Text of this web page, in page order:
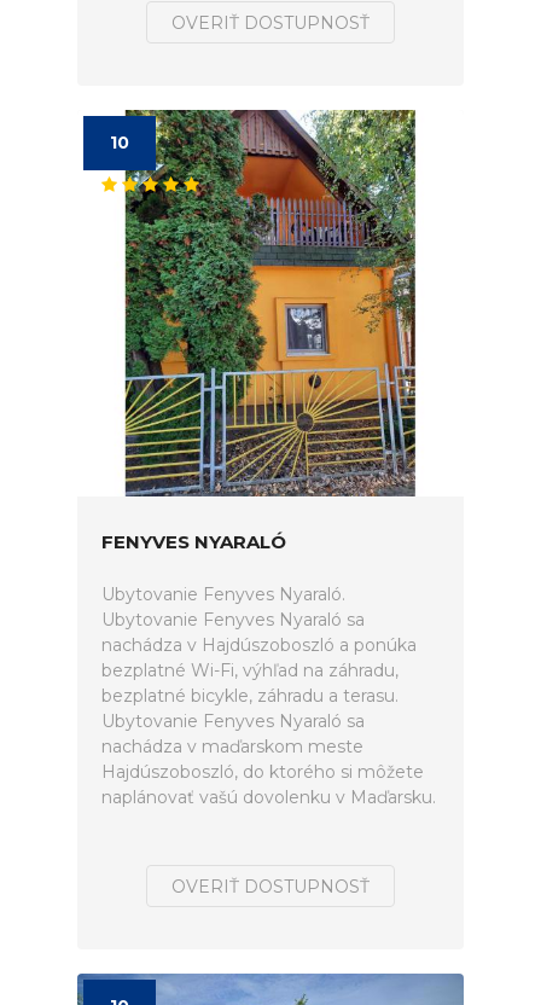
OVERIŤ DOSTUPNOSŤ
10
FENYVES NYARALÓ
Ubytovanie Fenyves Nyaraló.
Ubytovanie Fenyves Nyaraló sa
nachádza v Hajdúszoboszló a ponúka
bezplatné Wi-Fi, výhľad na záhradu,
bezplatné bicykle, záhradu a terasu.
Ubytovanie Fenyves Nyaraló sa
nachádza v maďarskom meste
Hajdúszoboszló, do ktorého si môžete
naplánovať vašú dovolenku v Maďarsku.
OVERIŤ DOSTUPNOSŤ